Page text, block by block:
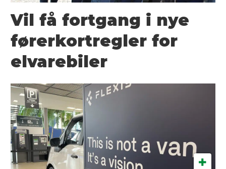
Vil få fortgang i nye
førerkortregler for
elvarebiler